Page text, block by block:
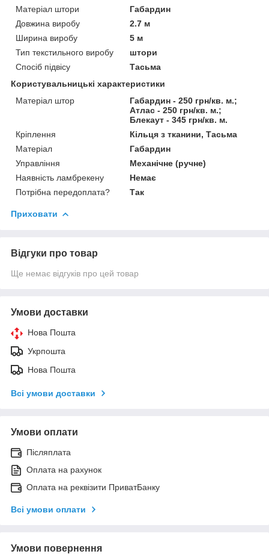
Матеріал штори
Габардин
Довжина виробу
2.7 м
Ширина виробу
5 м
Тип текстильного виробу
штори
Спосіб підвісу
Тасьма
Користувальницькі характеристики
Матеріал штор
Габардин - 250 грн/кв. м.;
Атлас - 250 грн/кв. м.;
Блекаут - 345 грн/кв. м.
Кріплення
Кільця з тканини, Тасьма
Матеріал
Габардин
Управління
Механічне (ручне)
Наявність ламбрекену
Немає
Потрібна передоплата?
Так
Приховати
Відгуки про товар
Ще немає відгуків про цей товар
Умови доставки
Нова Пошта
Укрпошта
Нова Пошта
Всі умови доставки
Умови оплати
Післяплата
Оплата на рахунок
Оплата на реквізити ПриватБанку
Всі умови оплати
Умови повернення